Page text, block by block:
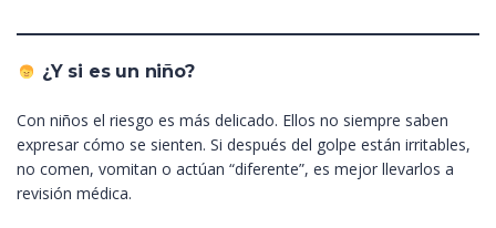
¿Y si es un niño?
Con niños el riesgo es más delicado. Ellos no siempre saben
expresar cómo se sienten. Si después del golpe están irritables,
no comen, vomitan o actúan “diferente”, es mejor llevarlos a
revisión médica.